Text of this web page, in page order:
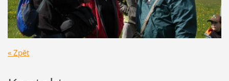
« Zpět